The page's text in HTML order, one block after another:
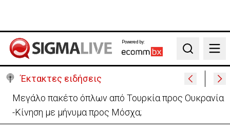
Powered by:
Search
Έκτακτες ειδήσεις
Μεγάλο πακέτο όπλων από Τουρκία προς Ουκρανία
-Κίνηση με μήνυμα προς Μόσχα;